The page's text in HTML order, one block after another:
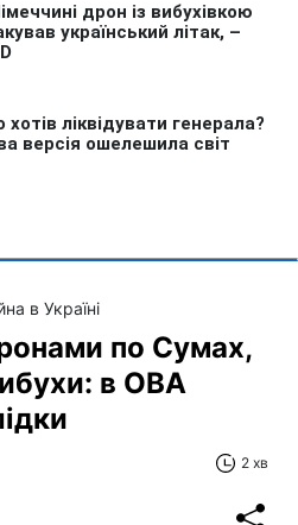
в Україні
по Сумах,
в ОВА
2 хв